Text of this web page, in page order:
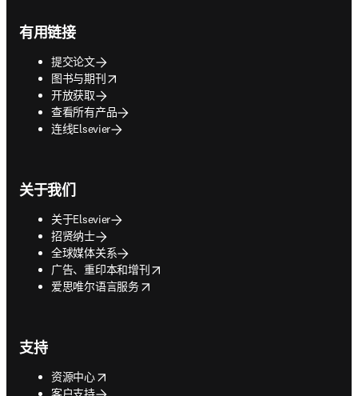
有用链接
提交论文
图书与期刊
opens in new tab/window
开放获取
查看所有产品
连线Elsevier
关于我们
关于Elsevier
招贤纳士
全球媒体关系
广告、重印本和增刊
opens in new tab/window
爱思唯尔语言服务
opens in new tab/window
支持
资源中心
opens in new tab/window